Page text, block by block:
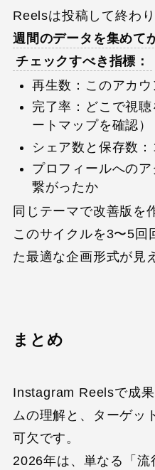
Reelsは投稿して終わ
週間のデータを集めて
チェックすべき指標：
再生数：このアカ
完了率：どこで視
ートマップを確認）
シェア数と保存数
プロフィールへの
繋がったか
同じテーマで改善版
このサイクルを3〜5回
た最適な企画形式が見
まとめ
Instagram Reelsで成
ムの理解と、ターゲッ
可欠です。
2026年は、単なる「流